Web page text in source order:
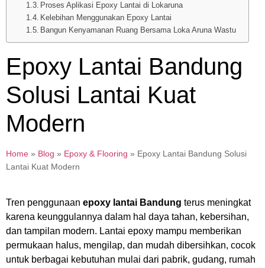
Proses Aplikasi Epoxy Lantai di Lokaruna
Kelebihan Menggunakan Epoxy Lantai
Bangun Kenyamanan Ruang Bersama Loka Aruna Wastu
Epoxy Lantai Bandung
Solusi Lantai Kuat
Modern
Home » Blog » Epoxy & Flooring » Epoxy Lantai Bandung Solusi
Lantai Kuat Modern
Tren penggunaan epoxy lantai Bandung terus meningkat
karena keunggulannya dalam hal daya tahan, kebersihan,
dan tampilan modern. Lantai epoxy mampu memberikan
permukaan halus, mengilap, dan mudah dibersihkan, cocok
untuk berbagai kebutuhan mulai dari pabrik, gudang, rumah